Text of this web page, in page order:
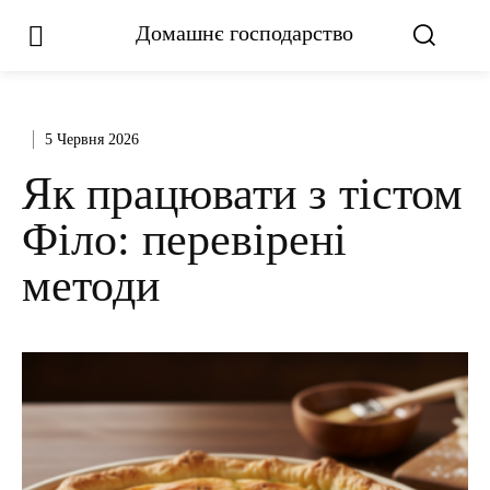
Домашнє господарство
5 Червня 2026
Як працювати з тістом
Філо: перевірені
методи